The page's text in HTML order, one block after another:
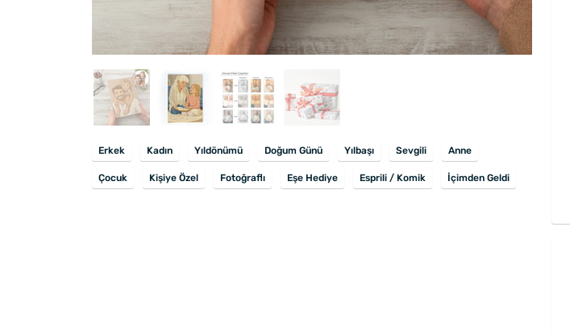
Erkek Kadın Yıldönümü Doğum Günü Yılbaşı Sevgili Anne
Çocuk Kişiye Özel Fotoğraflı Eşe Hediye Esprili / Komik İçimden Geldi